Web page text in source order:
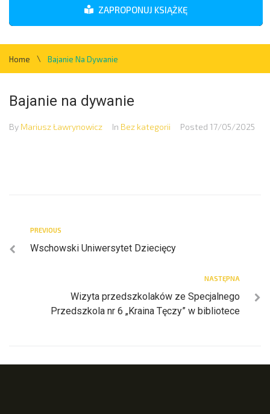
Kontakt
ZAPROPONUJ KSIĄŻKĘ
Home \ Bajanie Na Dywanie
Bajanie na dywanie
By Mariusz Ławrynowicz In Bez kategorii Posted 17/05/2025
PREVIOUS
Wschowski Uniwersytet Dziecięcy
NASTĘPNA
Wizyta przedszkolaków ze Specjalnego
Przedszkola nr 6 „Kraina Tęczy” w bibliotece